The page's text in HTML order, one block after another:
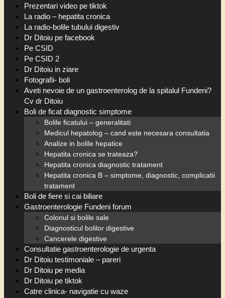
Prezentari video pe tiktok
La radio – hepatita cronica
La radio-bolile tubului digestiv
Dr Ditoiu pe facebook
Pe CSID
Pe CSID 2
Dr Ditoiu in ziare
Fotografii- boli
Aveti nevoie de un gastroenterolog de la spitalul Fundeni?
Cv dr Ditoiu
Boli de ficat diagnostic simptome
Bolile ficatului – generalitati
Medicul hepatolog – cand este necesara consultatia
Analize in bolile hepatice
Hepatita cronica se trateaza?
Hepatita cronica diagnostic tratament
Hepatita cronica B – simptome, diagnostic, complicatii
tratament
Boli de fiere si cai biliare
Gastroenterologie Fundeni forum
Colonul si bolile sale
Diagnosticul bolilor digestive
Cancerele digestive
Consultatie gastroenterologie de urgenta
Dr Ditoiu testimoniale – pareri
Dr Ditoiu pe media
Dr Ditoiu pe tiktok
Catre clinica- navigatie cu waze